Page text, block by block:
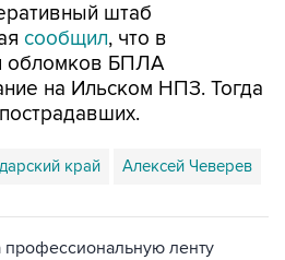
штаб
сообщил, что в
обломков БПЛА
на Ильском НПЗ. Тогда
край Алексей Чеверев
профессиональную ленту